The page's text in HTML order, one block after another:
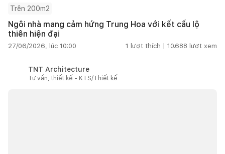
Trên 200m2
Ngôi nhà mang cảm hứng Trung Hoa với kết cấu lộ
thiên hiện đại
27/06/2026, lúc 10:00 1 lượt thích | 10.688 lượt xem
TNT Architecture
Tư vấn, thiết kế - KTS/Thiết kế